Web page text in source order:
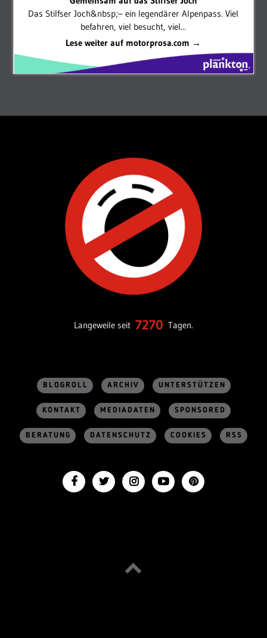
Das Stilfser Joch&nbsp;– ein legendärer Alpenpass. Viel
befahren, viel besucht, viel...
Lese weiter auf motorprosa.com →
Langeweile seit 7270 Tagen.
BLOGROLL ARCHIV UNTERSTÜTZEN
KONTAKT MEDIADATEN SPONSORED
BERATUNG DATENSCHUTZ COOKIES RSS